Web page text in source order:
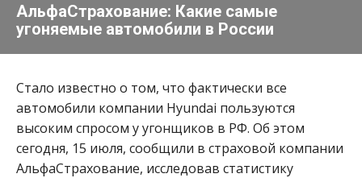
АльфаСтрахование: Какие самые
угоняемые автомобили в России
Стало известно о том, что фактически все
автомобили компании Hyundai пользуются
высоким спросом у угонщиков в РФ. Об этом
сегодня, 15 июля, сообщили в страховой компании
АльфаСтрахование, исследовав статистику